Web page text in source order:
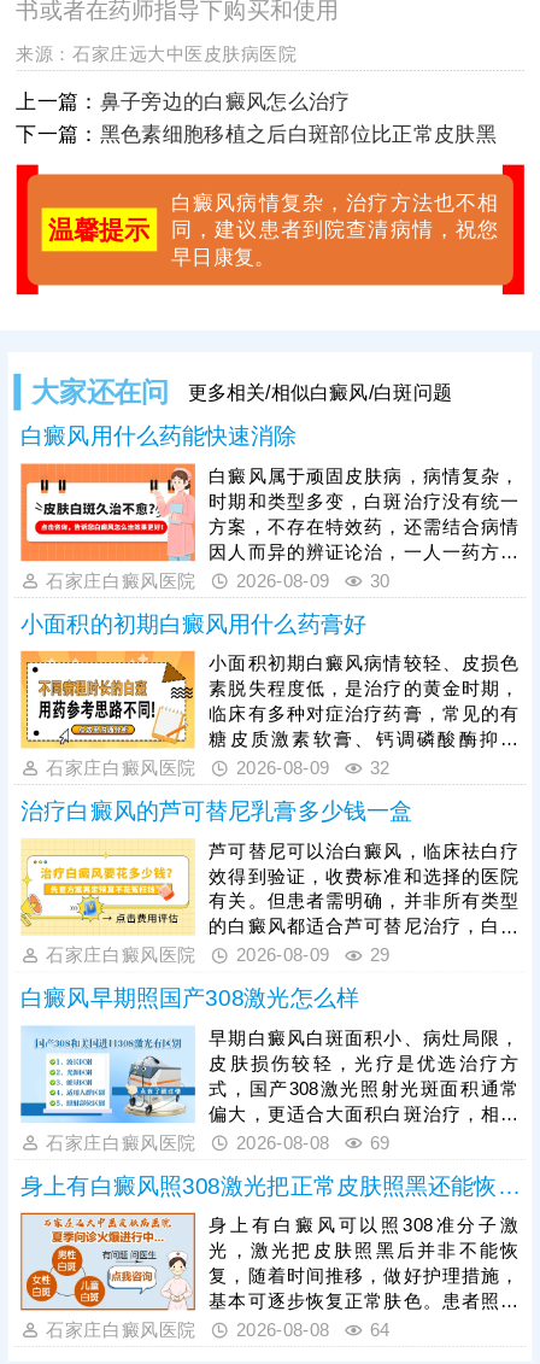
书或者在药师指导下购买和使用
来源：石家庄远大中医皮肤病医院
上一篇： 鼻子旁边的白癜风怎么治疗
下一篇： 黑色素细胞移植之后白斑部位比正常皮肤黑
温馨提示
白癜风病情复杂，治疗方法也不相
同，建议患者到院查清病情，祝您
早日康复。
大家还在问 更多相关/相似白癜风/白斑问题
白癜风用什么药能快速消除
白癜风属于顽固皮肤病，病情复杂，
时期和类型多变，白斑治疗没有统一
方案，不存在特效药，还需结合病情
因人而异的辨证论治，一人一药方，
令治疗充分发挥作用。其次，白癜风
治疗还可以照光，药物与照光同步进
行，双管齐下，有利于增强疗效，缩
短治疗疗程，加快肤色还原。同时，
患者还要避免外界不良因素刺激，防
止持续刺激皮肤，避免拖慢皮肤着色
进度。
石家庄白癜风医院 2026-08-09 30
小面积的初期白癜风用什么药膏好
小面积初期白癜风病情较轻、皮损色
素脱失程度低，是治疗的黄金时期，
临床有多种对症治疗药膏，常见的有
糖皮质激素软膏、钙调磷酸酶抑制
剂、维生素D3衍生物等，可有效抑制
白斑扩散、刺激黑色素再生，但药膏
种类适配人群、皮损部位各不相同，
具体用药需严格遵从医嘱，单一外用
药物治疗效果相对有限，临床推荐药
膏外用联合308准分子激光照射治
疗，准确作用于白斑病灶，激活黑色
素细胞活性，大幅提升整体疗效。
石家庄白癜风医院 2026-08-09 32
治疗白癜风的芦可替尼乳膏多少钱一盒
芦可替尼可以治白癜风，临床祛白疗
效得到验证，收费标准和选择的医院
有关。但患者需明确，并非所有类型
的白癜风都适合芦可替尼治疗，白癜
风病情多变，有不同的时期和类型，
都会影响治疗药物的选择，还需遵医
嘱选择适合自己的药物，保障疗效。
用药期间，还可以搭配仪器照光进行
综合治疗，强化疗效，加快皮肤着
色。
石家庄白癜风医院 2026-08-09 29
白癜风早期照国产308激光怎么样
早期白癜风白斑面积小、病灶局限，
皮肤损伤较轻，光疗是优选治疗方
式，国产308激光照射光斑面积通常
偏大，更适合大面积白斑治疗，相较
之下，进口308激光靶向性强、光源
边健康肌肤，兼具安全性与高效性，
能快速激活黑色素细胞，更适配早期
白癜风的治疗需求。患者进行308激
光治疗时，需严格遵循医嘱把控照射
剂量，坚持照射治疗，不可随意中
断，避免影响复色效果。
石家庄白癜风医院 2026-08-08 69
身上有白癜风照308激光把正常皮肤照黑还能恢复吗
身上有白癜风可以照308准分子激
光，激光把皮肤照黑后并非不能恢
复，随着时间推移，做好护理措施，
基本可逐步恢复正常肤色。患者照光
治白癜风还需确定合适的频率，持之
以恒，累积疗效，助力病情稳步好
石家庄白癜风医院 2026-08-08 64